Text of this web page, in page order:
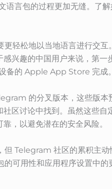
言包的过程更加无缝。了
轻松地以当地语言进行交
感兴趣的中国用户来说，第
的 Apple App Store 完成
的分叉版本，这些版
区讨论中找到。虽然这些
，以避免潜在的安全风险。
Telegram 社区的累积主
可用性和应用程序设置中